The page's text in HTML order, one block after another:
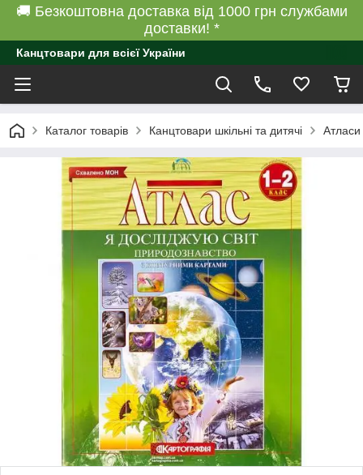
🚚 Безкоштовна доставка від 1000 грн службами
доставки! *
Канцтовари для всієї України
Каталог товарів Канцтовари шкільні та дитячі Атласи